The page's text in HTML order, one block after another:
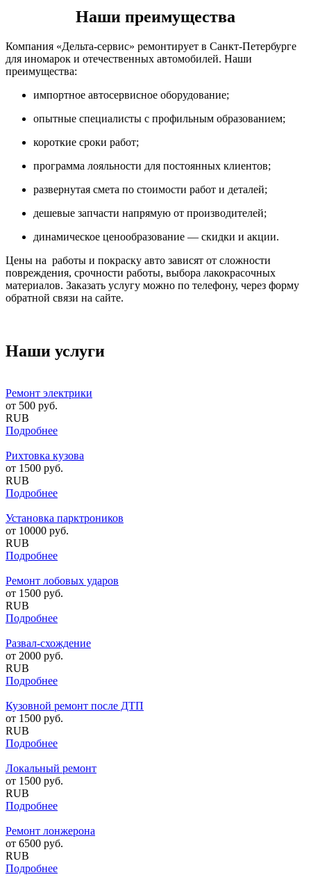
Наши преимущества
Компания «Дельта-сервис» ремонтирует в Санкт-Петербурге
для иномарок и отечественных автомобилей. Наши
преимущества:
импортное автосервисное оборудование;
опытные специалисты с профильным образованием;
короткие сроки работ;
программа лояльности для постоянных клиентов;
развернутая смета по стоимости работ и деталей;
дешевые запчасти напрямую от производителей;
динамическое ценообразование — скидки и акции.
Цены на работы и покраску авто зависят от сложности
повреждения, срочности работы, выбора лакокрасочных
материалов. Заказать услугу можно по телефону, через форму
обратной связи на сайте.
Наши услуги
Ремонт электрики
от 500 руб.
RUB
Подробнее
Рихтовка кузова
от 1500 руб.
RUB
Подробнее
Установка парктроников
от 10000 руб.
RUB
Подробнее
Ремонт лобовых ударов
от 1500 руб.
RUB
Подробнее
Развал-схождение
от 2000 руб.
RUB
Подробнее
Кузовной ремонт после ДТП
от 1500 руб.
RUB
Подробнее
Локальный ремонт
от 1500 руб.
RUB
Подробнее
Ремонт лонжерона
от 6500 руб.
RUB
Подробнее